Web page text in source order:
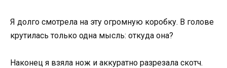
Я долго смотрела на эту огромную коробку. В голове
крутилась только одна мысль: откуда она?
Наконец я взяла нож и аккуратно разрезала скотч.